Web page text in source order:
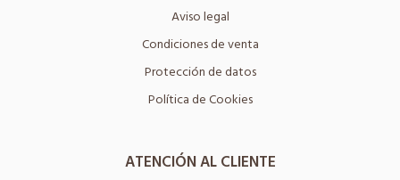
Aviso legal
Condiciones de venta
Protección de datos
Política de Cookies
ATENCIÓN AL CLIENTE